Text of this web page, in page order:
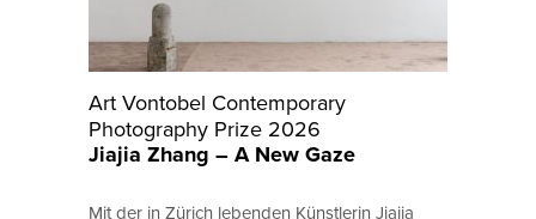
Art Vontobel Contemporary
Photography Prize 2026
Jiajia Zhang – A New Gaze
Mit der in Zürich lebenden Künstlerin Jiajia